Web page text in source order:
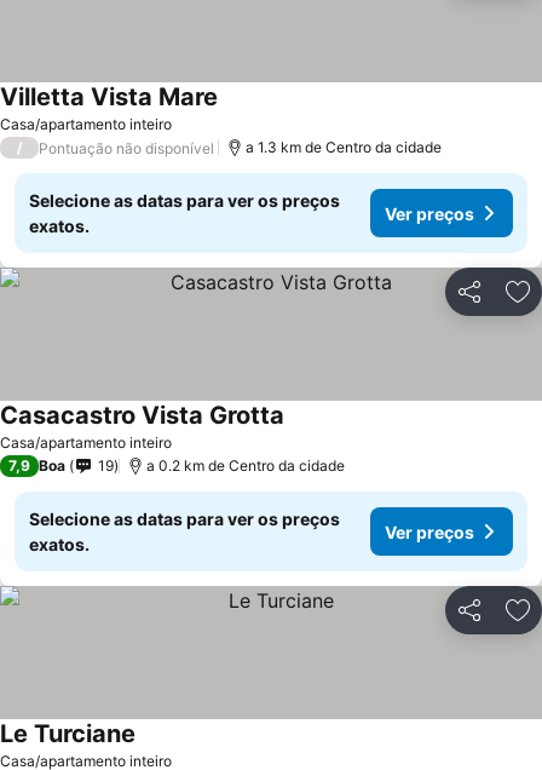
Casa/apartamento inteiro
Villetta Vista Mare
/ Pontuação não disponível a 1.3 km de Centro da cidade
Selecione as datas para ver os preços
exatos.
Ver preços
Partilhar
Casa/apartamento inteiro
Casacastro Vista Grotta
7,9 Boa 19 a 0.2 km de Centro da cidade
Selecione as datas para ver os preços
exatos.
Ver preços
Partilhar
Casa/apartamento inteiro
Le Turciane